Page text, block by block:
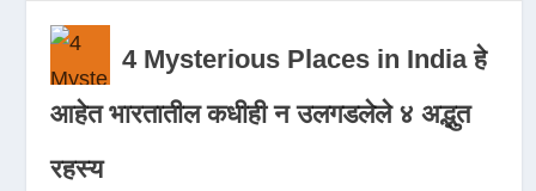
4 Mysterious Places in India हे
आहेत भारतातील कधीही न उलगडलेले ४ अद्भुत
रहस्य